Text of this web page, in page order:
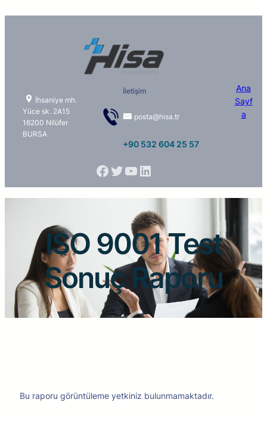
İhsaniye mh.
Yüce sk. 2A15
16200 Nilüfer
BURSA
İletişim
posta@hisa.tr
+90 532 604 25 57
Ana
Sayf
a
ISO 9001 Test
Sonuç Raporu
Bu raporu görüntüleme yetkiniz bulunmamaktadır.